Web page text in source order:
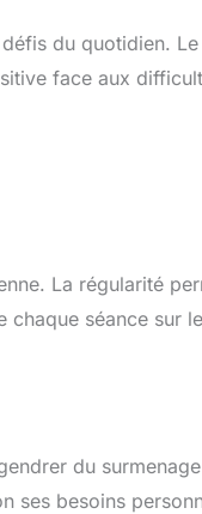
du quotidien. Le
face aux
La régularité
chaque séance sur le
du
ses besoins